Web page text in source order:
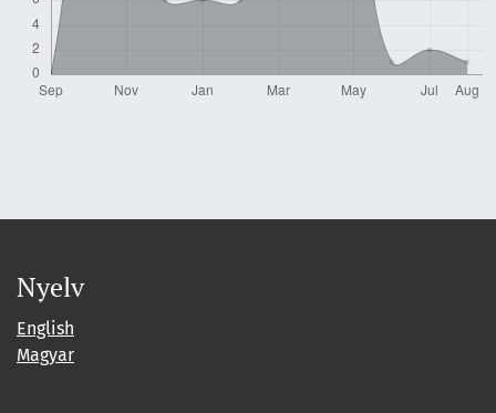
Nyelv
English
Magyar